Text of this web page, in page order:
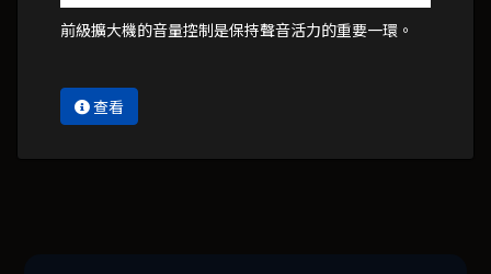
前級擴大機的音量控制是保持聲音活力的重要一環。
查看